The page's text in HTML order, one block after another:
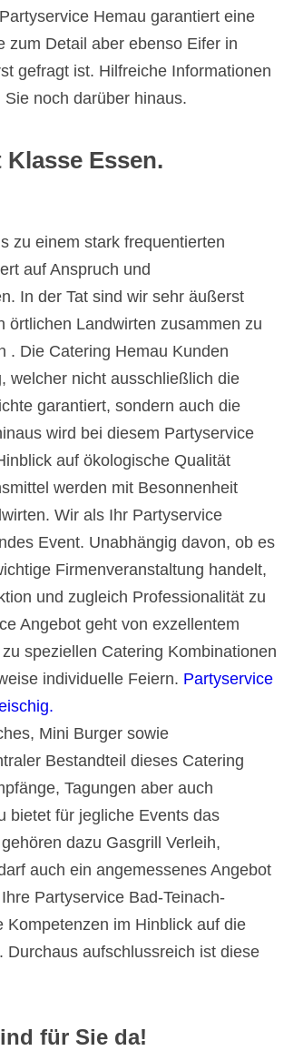
Hemau garantiert eine
zum Detail aber ebenso Eifer in
gefragt ist. Hilfreiche Informationen
Sie noch darüber hinaus.
Essen.
zu einem stark frequentierten
auf Anspruch und
In der Tat sind wir sehr äußerst
örtlichen Landwirten zusammen zu
. Die Catering Hemau Kunden
welcher nicht ausschließlich die
garantiert, sondern auch die
wird bei diesem Partyservice
auf ökologische Qualität
werden mit Besonnenheit
Wir als Ihr Partyservice
Event. Unabhängig davon, ob es
Firmenveranstaltung handelt,
und zugleich Professionalität zu
Angebot geht von exzellentem
speziellen Catering Kombinationen
individuelle Feiern. Partyservice
Mini Burger sowie
Bestandteil dieses Catering
Tagungen aber auch
bietet für jegliche Events das
dazu Gasgrill Verleih,
auch ein angemessenes Angebot
Partyservice Bad-Teinach-
im Hinblick auf die
aufschlussreich ist diese
für Sie da!